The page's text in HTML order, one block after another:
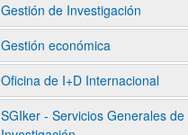
Gestión de Investigación
Gestión económica
Oficina de I+D Internacional
SGIker - Servicios Generales de